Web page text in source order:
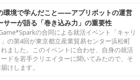
環境で学んだこと――アプリボットの運営
サーが語る「巻き込み力」の重要性
の合同による就活イベント「キャリ
の第4回が東京都立産業貿易センター浜松町
ました。このイベントに合わせ、自身の就活
ドを若手クリエイターに聞いてみたので、そ
けします。